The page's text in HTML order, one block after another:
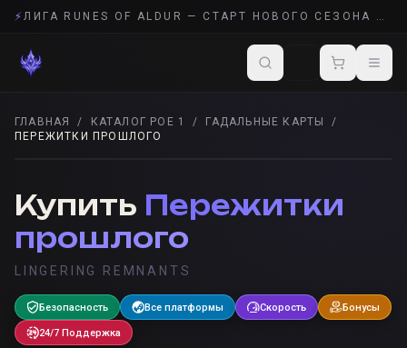
⚡ ЛИГА RUNES OF ALDUR — СТАРТ НОВОГО СЕЗОНА POE 2
ГЛАВНАЯ / КАТАЛОГ POE 1 / ГАДАЛЬНЫЕ КАРТЫ
/
ПЕРЕЖИТКИ ПРОШЛОГО
Купить Пережитки
прошлого
LINGERING REMNANTS
Безопасность Все платформы Скорость Бонусы
24/7 Поддержка